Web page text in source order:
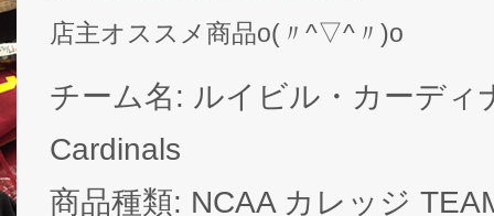
店主オススメ商品o(〃^▽^〃)o
チーム名: ルイビル・カーディ
Cardinals
商品種類: NCAA カレッジ